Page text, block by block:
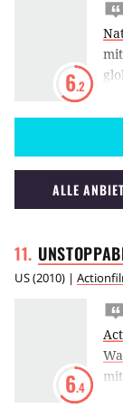
6.2
mit
ALLE
US(2010) |
6.4